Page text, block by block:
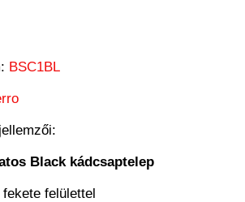
BSC1BL
Black kádcsaptelep
fekete felülettel